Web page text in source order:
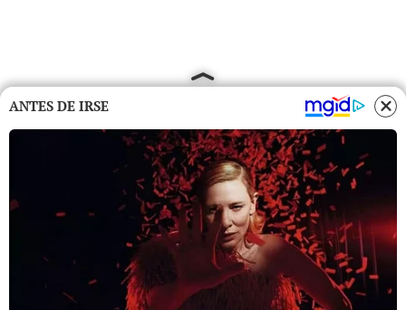
ANTES DE IRSE